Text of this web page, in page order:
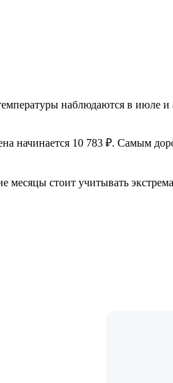
наблюдаются в июле и
начинается 10 783 ₽. Самым
месяцы стоит учитывать